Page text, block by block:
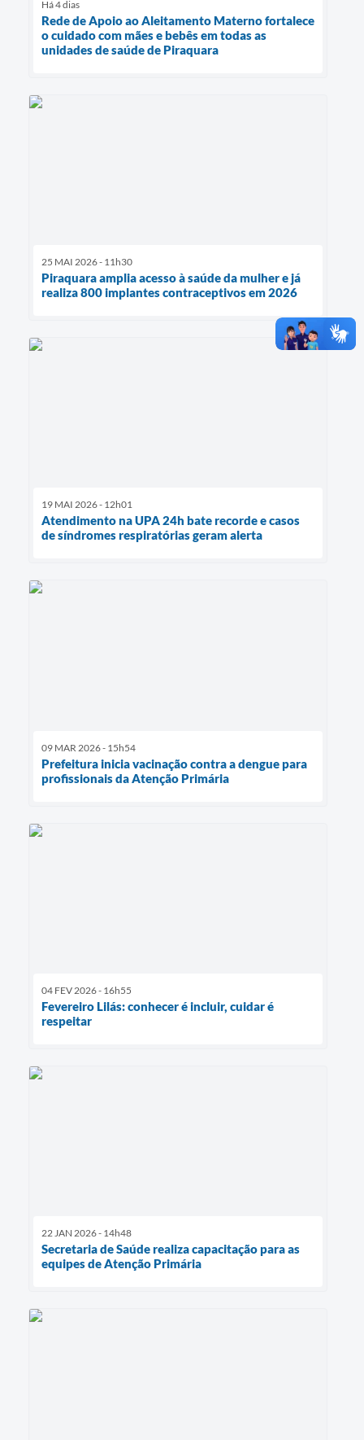
Há 4 dias
Rede de Apoio ao Aleitamento Materno fortalece
o cuidado com mães e bebês em todas as
unidades de saúde de Piraquara
25 MAI 2026 - 11h30
Piraquara amplia acesso à saúde da mulher e já
realiza 800 implantes contraceptivos em 2026
19 MAI 2026 - 12h01
Atendimento na UPA 24h bate recorde e casos
de síndromes respiratórias geram alerta
09 MAR 2026 - 15h54
Prefeitura inicia vacinação contra a dengue para
profissionais da Atenção Primária
04 FEV 2026 - 16h55
Fevereiro Lilás: conhecer é incluir, cuidar é
respeitar
22 JAN 2026 - 14h48
Secretaria de Saúde realiza capacitação para as
equipes de Atenção Primária